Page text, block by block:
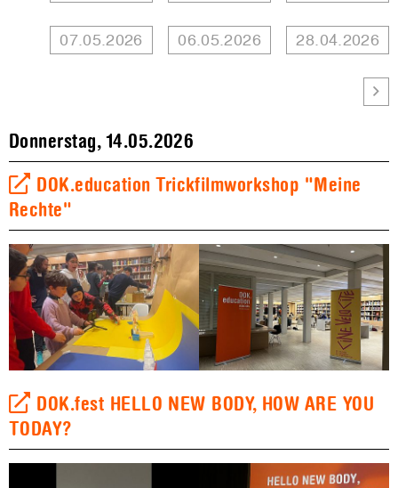
07.05.2026 06.05.2026 28.04.2026
Donnerstag, 14.05.2026
DOK.education Trickfilmworkshop "Meine
Rechte"
DOK.fest HELLO NEW BODY, HOW ARE YOU
TODAY?